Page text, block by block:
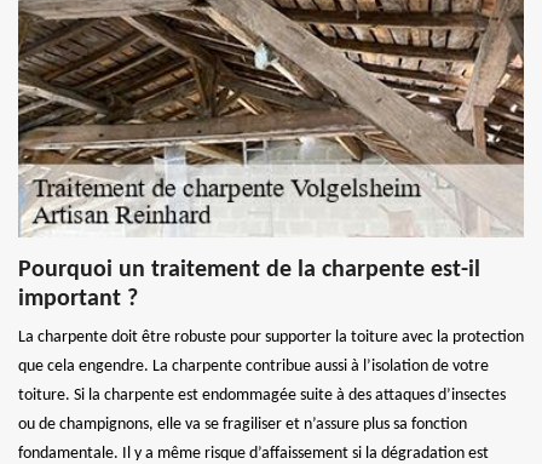
Pourquoi un traitement de la charpente est-il
important ?
La charpente doit être robuste pour supporter la toiture avec la protection
que cela engendre. La charpente contribue aussi à l’isolation de votre
toiture. Si la charpente est endommagée suite à des attaques d’insectes
ou de champignons, elle va se fragiliser et n’assure plus sa fonction
fondamentale. Il y a même risque d’affaissement si la dégradation est